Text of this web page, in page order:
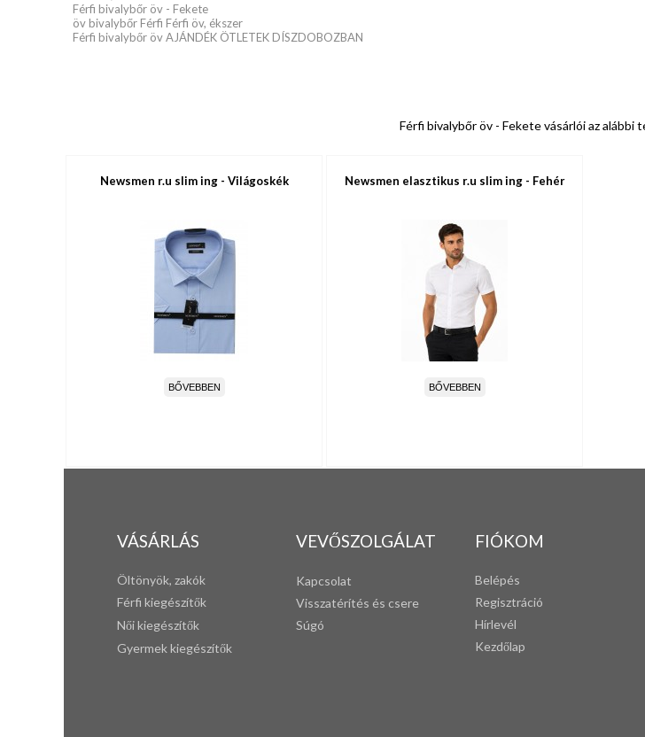
Férfi bivalybőr öv - Fekete
öv bivalybőr Férfi Férfi öv, ékszer
Férfi bivalybőr öv AJÁNDÉK ÖTLETEK DÍSZDOBOZBAN
Férfi bivalybőr öv - Fekete vásárlói az alábbi
Newsmen r.u slim ing - Világoskék
BŐVEBBEN
Newsmen elasztikus r.u slim ing - Fehér
BŐVEBBEN
VÁSÁRLÁS
Öltönyök, zakók
Férfi kiegészítők
Női kiegészítők
Gyermek kiegészítők
VEVŐSZOLGÁLAT
Kapcsolat
Visszatérítés és csere
Súgó
FIÓKOM
Belépés
Regisztráció
Hírlevél
Kezdőlap